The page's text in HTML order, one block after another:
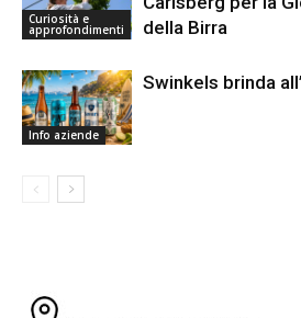
Curiosità e
approfondimenti
della Birra
Info aziende
Swinkels brinda